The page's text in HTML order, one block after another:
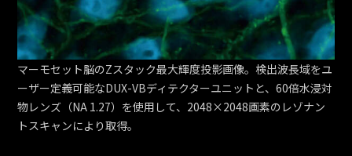
マーモセット脳のZスタック最大輝度投影画像。検出波長域をユ
ーザー定義可能なDUX-VBディテクターユニットと、60倍水浸対
物レンズ（NA 1.27）を使用して、2048×2048画素のレゾナン
トスキャンにより取得。